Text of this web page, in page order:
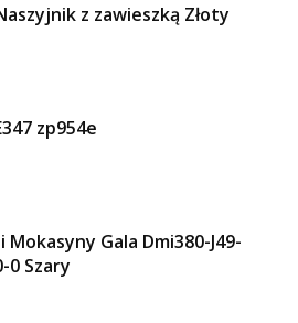
z zawieszką Złoty
zp954e
Mokasyny Gala Dmi380-J49-
0 Szary